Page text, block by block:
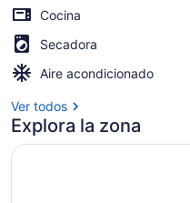
Time
in
the
FL
Keys
Cocina
Secadora
Aire acondicionado
Ver todos
Explora la zona